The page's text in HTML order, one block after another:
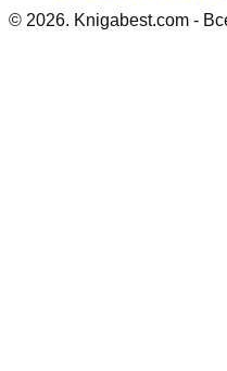
© 2026. Knigabest.com -